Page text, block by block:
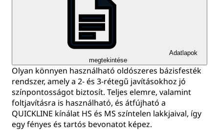
Adatlapok
megtekintése
Olyan könnyen használható oldószeres bázisfesték
rendszer, amely a 2- és 3-rétegű javításokhoz jó
színpontosságot biztosít. Teljes elemre, valamint
foltjavításra is használható, és átfújható a
QUICKLINE kínálat HS és MS színtelen lakkjaival, így
egy fényes és tartós bevonatot képez.